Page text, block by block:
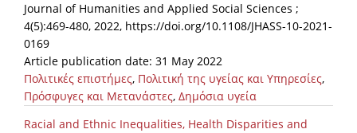
Journal of Humanities and Applied Social Sciences ;
4(5):469-480, 2022, https://doi.org/10.1108/JHASS-10-2021-
0169
Article publication date: 31 May 2022
Πολιτικές επιστήμες, Πολιτική της υγείας και Υπηρεσίες,
Πρόσφυγες και Μετανάστες, Δημόσια υγεία
Racial and Ethnic Inequalities, Health Disparities and